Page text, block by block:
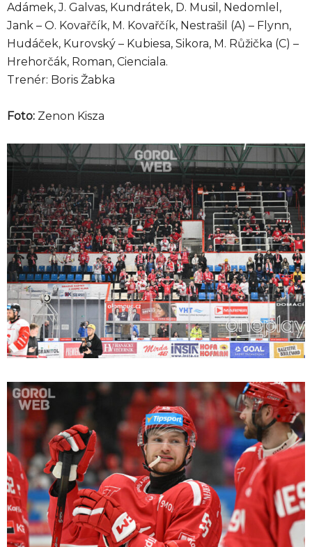
Adámek, J. Galvas, Kundrátek, D. Musil, Nedomlel,
Jank – O. Kovařčík, M. Kovařčík, Nestrašil (A) – Flynn,
Hudáček, Kurovský – Kubiesa, Sikora, M. Růžička (C) –
Hrehorčák, Roman, Cienciala.
Trenér: Boris Žabka
Foto: Zenon Kisza